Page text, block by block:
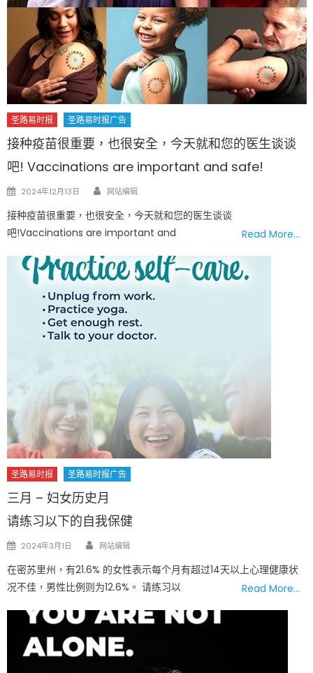
圣路易时报 圣路易时报广告
接种疫苗很重要，也很安全，今天就和您的医生谈谈
吧! Vaccinations are important and safe!
Posted
2024年12月13日 Author
网站编辑
接种疫苗很重要，也很安全，今天就和您的医生谈谈
吧!Vaccinations are important and
Read More…
圣路易时报 圣路易时报广告
三月 – 妇女历史月
请练习以下的自我保健
Posted
2024年3月1日 Author
网站编辑
在密苏里州，有21.6% 的女性表示每个月有超过14天以上心理健康状
况不佳，男性比例则为12.6%。 请练习以
Read More…